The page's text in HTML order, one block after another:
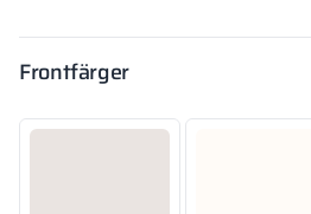
Frontfärger